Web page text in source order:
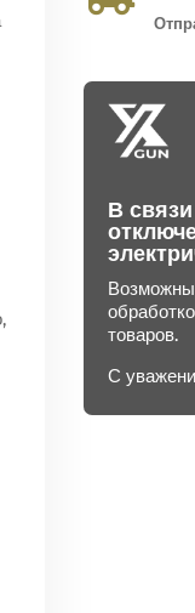
В
товаров.
С